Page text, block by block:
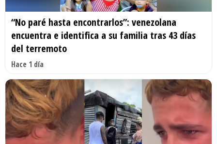
“No paré hasta encontrarlos”: venezolana
encuentra e identifica a su familia tras 43 días
del terremoto
Hace 1 día